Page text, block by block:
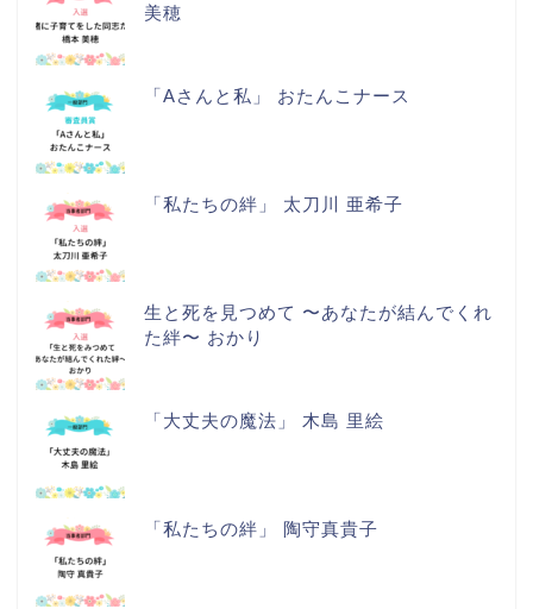
美穂
「Aさんと私」 おたんこナース
「私たちの絆」 太刀川 亜希子
生と死を見つめて 〜あなたが結んでくれ
た絆〜 おかり
「大丈夫の魔法」 木島 里絵
「私たちの絆」 陶守真貴子